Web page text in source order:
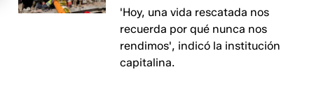
'Hoy, una vida rescatada nos
recuerda por qué nunca nos
rendimos', indicó la institución
capitalina.